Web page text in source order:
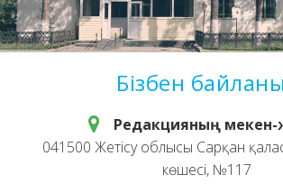
Бізбен
Редакцияның
041500 Жетісу облысы Сарқан
көшесі, №117